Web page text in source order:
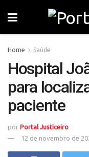
Home Saúde
Hospital
para
paciente
por Portal Justiceiro
12 de novembro de